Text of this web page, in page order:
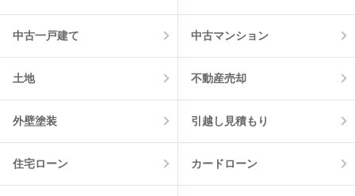
中古一戸建て 中古マンション
土地 不動産売却
外壁塗装 引越し見積もり
住宅ローン カードローン